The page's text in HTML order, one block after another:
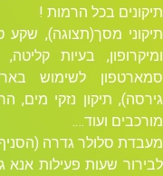
תיקונים בכל הרמות !
תיקוני מסך(תצוגה), שקע
ומיקרופון, בעיות
סמארטפון לשימוש
מורכבים ועוד….
מעבדת סלולר גדרה
לבירור שעות פעילות אנא